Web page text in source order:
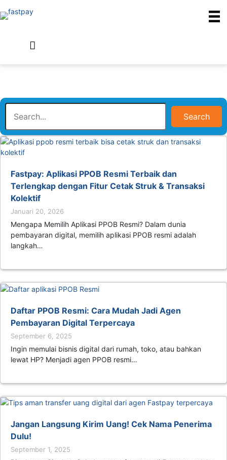
Search
Fastpay: Aplikasi PPOB Resmi Terbaik dan
Terlengkap dengan Fitur Cetak Struk & Transaksi
Kolektif
Januari 20, 2026
Mengapa Memilih Aplikasi PPOB Resmi? Dalam dunia
pembayaran digital, memilih aplikasi PPOB resmi adalah
langkah…
Daftar PPOB Resmi: Cara Mudah Jadi Agen
Pembayaran Digital Terpercaya
September 6, 2025
Ingin memulai bisnis digital dari rumah, toko, atau bahkan
lewat HP? Menjadi agen PPOB resmi…
Jangan Langsung Kirim Uang! Cek Nama Penerima
Dulu!
September 1, 2025